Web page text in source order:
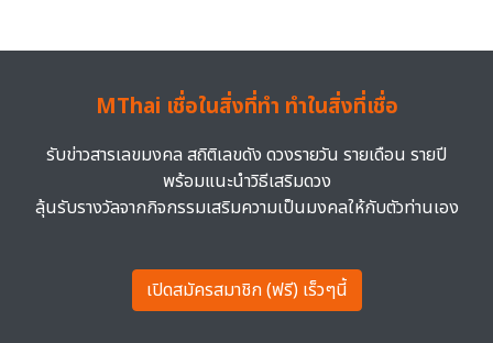
MThai เชื่อในสิ่งที่ทำ ทำในสิ่งที่เชื่อ
รับข่าวสารเลขมงคล สถิติเลขดัง ดวงรายวัน รายเดือน รายปี
พร้อมแนะนำวิธีเสริมดวง
ลุ้นรับรางวัลจากกิจกรรมเสริมความเป็นมงคลให้กับตัวท่านเอง
เปิดสมัครสมาชิก (ฟรี) เร็วๆนี้